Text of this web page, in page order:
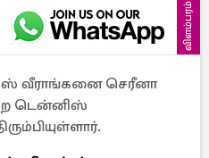
விளம்பரம்
வீராங்கனை செரீனா
டென்னிஸ்